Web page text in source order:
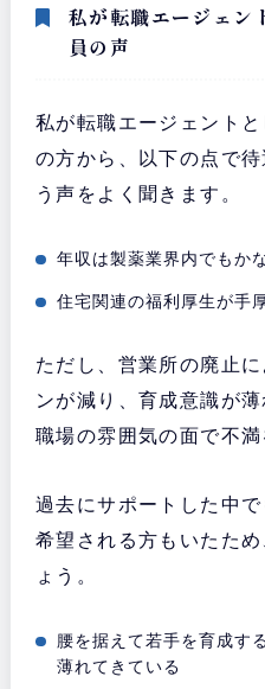
私が転職エージェン
員の声
私が転職エージェント
の方から、以下の点で
う声をよく聞きます。
年収は製薬業界内でもか
住宅関連の福利厚生が手
ただし、営業所の廃止
ンが減り、育成意識が
職場の雰囲気の面で不満
過去にサポートした中
希望される方もいたた
ょう。
腰を据えて若手を育成す
薄れてきている